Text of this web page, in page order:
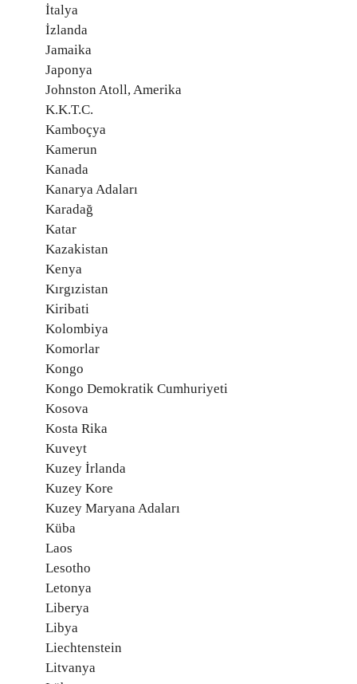
İtalya
İzlanda
Jamaika
Japonya
Johnston Atoll, Amerika
K.K.T.C.
Kamboçya
Kamerun
Kanada
Kanarya Adaları
Karadağ
Katar
Kazakistan
Kenya
Kırgızistan
Kiribati
Kolombiya
Komorlar
Kongo
Kongo Demokratik Cumhuriyeti
Kosova
Kosta Rika
Kuveyt
Kuzey İrlanda
Kuzey Kore
Kuzey Maryana Adaları
Küba
Laos
Lesotho
Letonya
Liberya
Libya
Liechtenstein
Litvanya